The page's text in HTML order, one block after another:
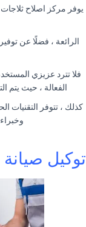
يوفر مركز اصلاح
الرائعة ، فضلًا عن
فلا تترد عزيزي
الفعالة ، حيث يتم
كذلك ، تتوفر التقنيات
توكيل